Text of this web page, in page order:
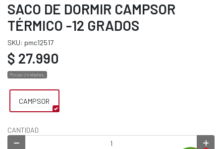
SACO DE DORMIR CAMPSOR
TÉRMICO -12 GRADOS
SKU: pmc12517
$ 27.990
Pocas Unidades.
CAMPSOR
CANTIDAD